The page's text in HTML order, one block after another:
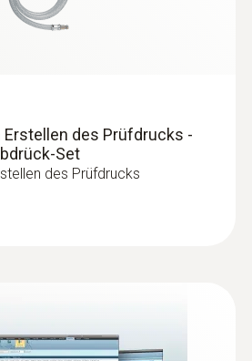
des Prüfdrucks -
Set
des Prüfdrucks